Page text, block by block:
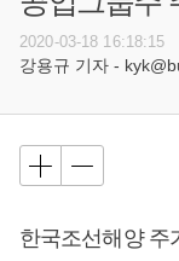
2020-03-18 16:18:15
강용규 기자 -
한국조선해양 주